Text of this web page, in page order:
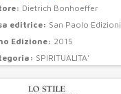
Dietrich Bonhoeffer
editrice: San Paolo Edizioni
Edizione: 2015
SPIRITUALITA'